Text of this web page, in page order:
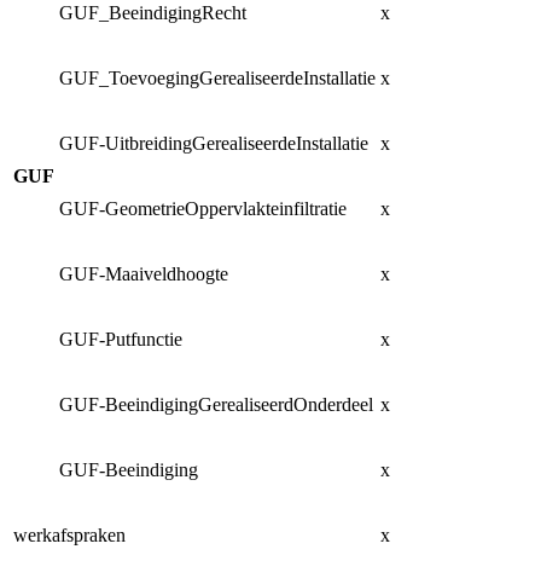
GUF
GUF_BeeindigingRecht x
GUF_ToevoegingGerealiseerdeInstallatie x
GUF-UitbreidingGerealiseerdeInstallatie x
GUF-GeometrieOppervlakteinfiltratie x
GUF-Maaiveldhoogte x
GUF-Putfunctie x
GUF-BeeindigingGerealiseerdOnderdeel x
GUF-Beeindiging x
werkafspraken x